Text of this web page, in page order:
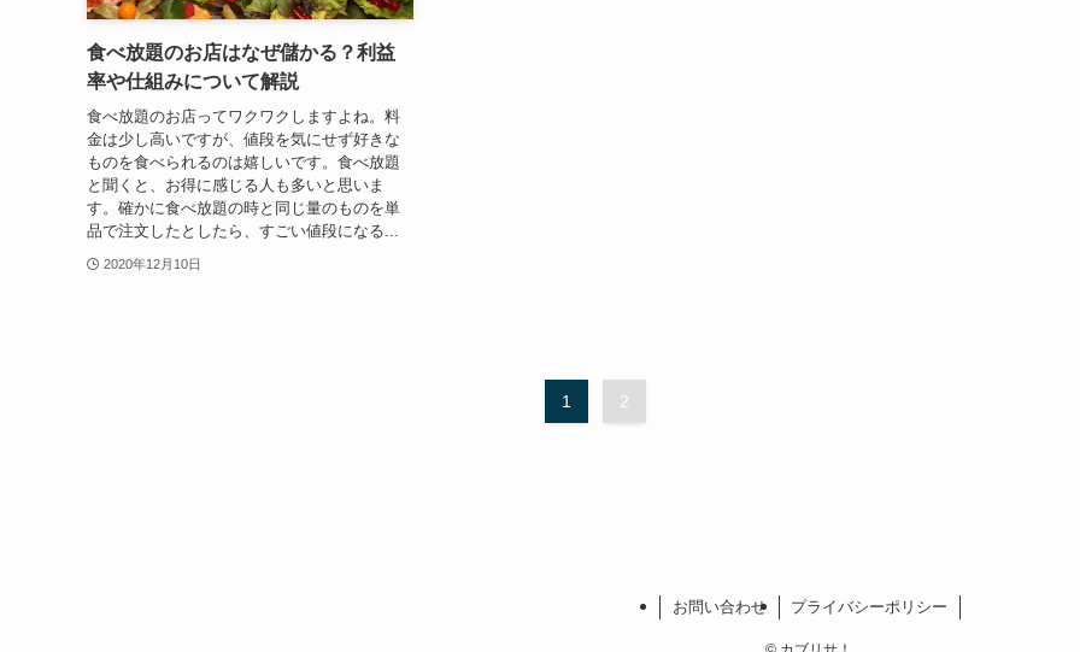
食べ放題のお店はなぜ儲かる？利益
率や仕組みについて解説
食べ放題のお店ってワクワクしますよね。料
金は少し高いですが、値段を気にせず好きな
ものを食べられるのは嬉しいです。食べ放題
と聞くと、お得に感じる人も多いと思いま
す。確かに食べ放題の時と同じ量のものを単
品で注文したとしたら、すごい値段になる...
2020年12月10日
1 2
お問い合わせ プライバシーポリシー